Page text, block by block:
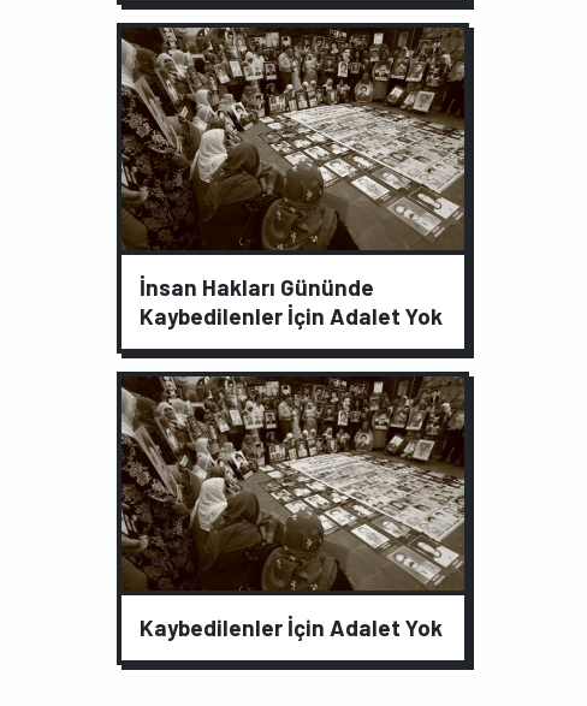
İnsan Hakları Gününde
Kaybedilenler İçin Adalet Yok
Kaybedilenler İçin Adalet Yok